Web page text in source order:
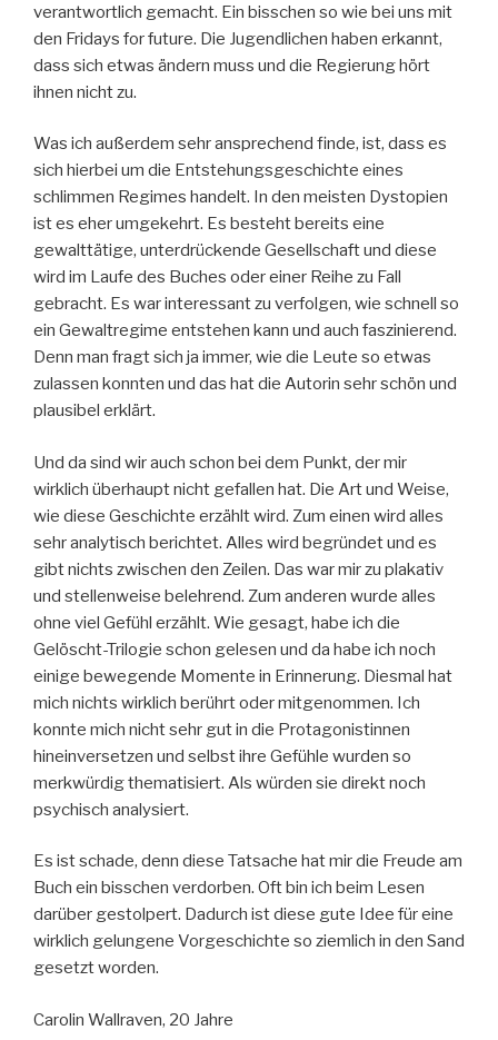
verantwortlich gemacht. Ein bisschen so wie bei uns mit
den Fridays for future. Die Jugendlichen haben erkannt,
dass sich etwas ändern muss und die Regierung hört
ihnen nicht zu.
Was ich außerdem sehr ansprechend finde, ist, dass es
sich hierbei um die Entstehungsgeschichte eines
schlimmen Regimes handelt. In den meisten Dystopien
ist es eher umgekehrt. Es besteht bereits eine
gewalttätige, unterdrückende Gesellschaft und diese
wird im Laufe des Buches oder einer Reihe zu Fall
gebracht. Es war interessant zu verfolgen, wie schnell so
ein Gewaltregime entstehen kann und auch faszinierend.
Denn man fragt sich ja immer, wie die Leute so etwas
zulassen konnten und das hat die Autorin sehr schön und
plausibel erklärt.
Und da sind wir auch schon bei dem Punkt, der mir
wirklich überhaupt nicht gefallen hat. Die Art und Weise,
wie diese Geschichte erzählt wird. Zum einen wird alles
sehr analytisch berichtet. Alles wird begründet und es
gibt nichts zwischen den Zeilen. Das war mir zu plakativ
und stellenweise belehrend. Zum anderen wurde alles
ohne viel Gefühl erzählt. Wie gesagt, habe ich die
Gelöscht-Trilogie schon gelesen und da habe ich noch
einige bewegende Momente in Erinnerung. Diesmal hat
mich nichts wirklich berührt oder mitgenommen. Ich
konnte mich nicht sehr gut in die Protagonistinnen
hineinversetzen und selbst ihre Gefühle wurden so
merkwürdig thematisiert. Als würden sie direkt noch
psychisch analysiert.
Es ist schade, denn diese Tatsache hat mir die Freude am
Buch ein bisschen verdorben. Oft bin ich beim Lesen
darüber gestolpert. Dadurch ist diese gute Idee für eine
wirklich gelungene Vorgeschichte so ziemlich in den Sand
gesetzt worden.
Carolin Wallraven, 20 Jahre